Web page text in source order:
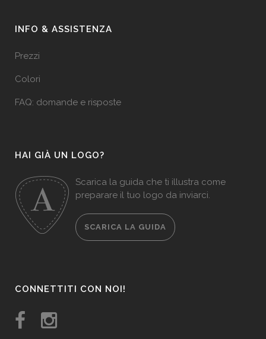
INFO & ASSISTENZA
Prezzi
Colori
FAQ: domande e risposte
HAI GIÀ UN LOGO?
Scarica la guida che ti illustra come
preparare il tuo logo da inviarci.
SCARICA LA GUIDA
CONNETTITI CON NOI!